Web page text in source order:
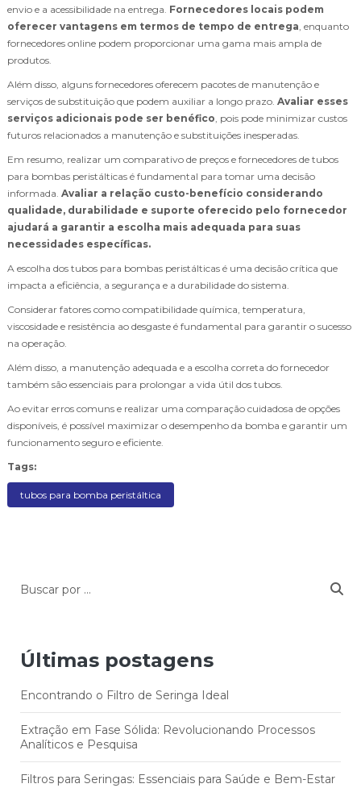
envio e a acessibilidade na entrega. Fornecedores locais podem
oferecer vantagens em termos de tempo de entrega, enquanto
fornecedores online podem proporcionar uma gama mais ampla de
produtos.
Além disso, alguns fornecedores oferecem pacotes de manutenção e
serviços de substituição que podem auxiliar a longo prazo. Avaliar esses
serviços adicionais pode ser benéfico, pois pode minimizar custos
futuros relacionados a manutenção e substituições inesperadas.
Em resumo, realizar um comparativo de preços e fornecedores de tubos
para bombas peristálticas é fundamental para tomar uma decisão
informada. Avaliar a relação custo-benefício considerando
qualidade, durabilidade e suporte oferecido pelo fornecedor
ajudará a garantir a escolha mais adequada para suas
necessidades específicas.
A escolha dos tubos para bombas peristálticas é uma decisão crítica que
impacta a eficiência, a segurança e a durabilidade do sistema.
Considerar fatores como compatibilidade química, temperatura,
viscosidade e resistência ao desgaste é fundamental para garantir o sucesso
na operação.
Além disso, a manutenção adequada e a escolha correta do fornecedor
também são essenciais para prolongar a vida útil dos tubos.
Ao evitar erros comuns e realizar uma comparação cuidadosa de opções
disponíveis, é possível maximizar o desempenho da bomba e garantir um
funcionamento seguro e eficiente.
Tags:
tubos para bomba peristáltica
Últimas postagens
Encontrando o Filtro de Seringa Ideal
Extração em Fase Sólida: Revolucionando Processos
Analíticos e Pesquisa
Filtros para Seringas: Essenciais para Saúde e Bem-Estar